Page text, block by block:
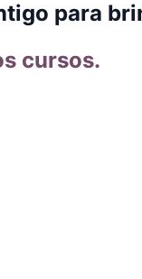
para
cursos.